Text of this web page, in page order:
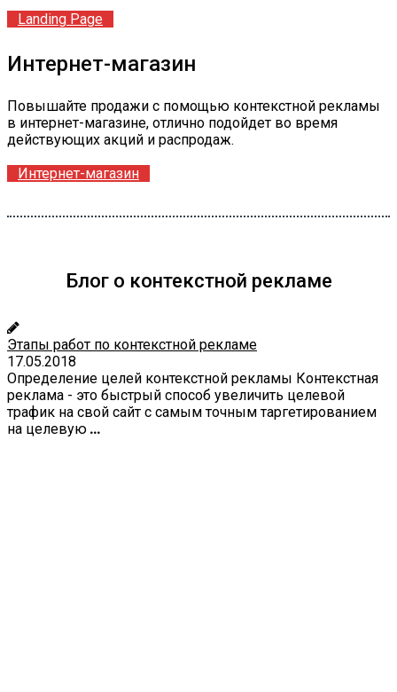
Landing Page
Интернет-магазин
Повышайте продажи с помощью контекстной рекламы
в интернет-магазине, отлично подойдет во время
действующих акций и распродаж.
Интернет-магазин
Блог о контекстной рекламе
Этапы работ по контекстной рекламе
17.05.2018
Определение целей контекстной рекламы Контекстная
реклама - это быстрый способ увеличить целевой
трафик на свой сайт с самым точным таргетированием
на целевую